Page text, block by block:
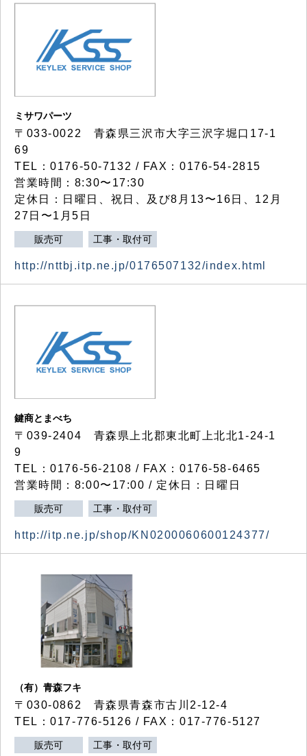
ミサワパーツ
〒033-0022 青森県三沢市大字三沢字堀口17-1
69
TEL：0176-50-7132 / FAX：0176-54-2815
営業時間：8:30〜17:30
定休日：日曜日、祝日、及び8月13〜16日、12月
27日〜1月5日
販売可 工事・取付可
http://nttbj.itp.ne.jp/0176507132/index.html
鍵商とまべち
〒039-2404 青森県上北郡東北町上北北1-24-1
9
TEL：0176-56-2108 / FAX：0176-58-6465
営業時間：8:00〜17:00 / 定休日：日曜日
販売可 工事・取付可
http://itp.ne.jp/shop/KN0200060600124377/
（有）青森フキ
〒030-0862 青森県青森市古川2-12-4
TEL：017-776-5126 / FAX：017-776-5127
販売可 工事・取付可